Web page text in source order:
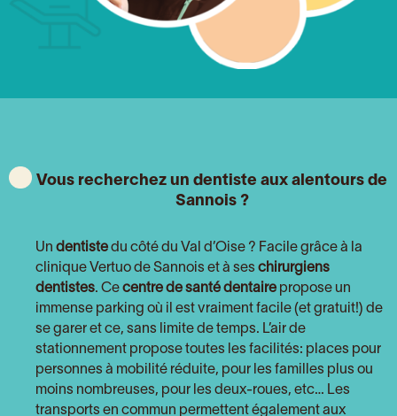
Vous recherchez un dentiste aux alentours de
Sannois ?
Un dentiste du côté du Val d’Oise ? Facile grâce à la
clinique Vertuo de Sannois et à ses chirurgiens
dentistes. Ce centre de santé dentaire propose un
immense parking où il est vraiment facile (et gratuit!) de
se garer et ce, sans limite de temps. L’air de
stationnement propose toutes les facilités: places pour
personnes à mobilité réduite, pour les familles plus ou
moins nombreuses, pour les deux-roues, etc… Les
transports en commun permettent également aux